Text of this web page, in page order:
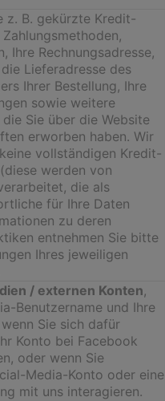
z. B. gekürzte Kredit-
Ihre Rechnungsadresse,
Lieferadresse des
Ihrer Bestellung, Ihre
sowie weitere
Sie über die Website
erworben haben. Wir
vollständigen Kredit-
werden von
die als
für Ihre Daten
zu deren
entnehmen Sie bitte
Ihres jeweiligen
/ externen Konten,
Benutzername und Ihre
Sie sich dafür
Konto bei Facebook
oder wenn Sie
Media-Konto oder eine
mit uns interagieren.